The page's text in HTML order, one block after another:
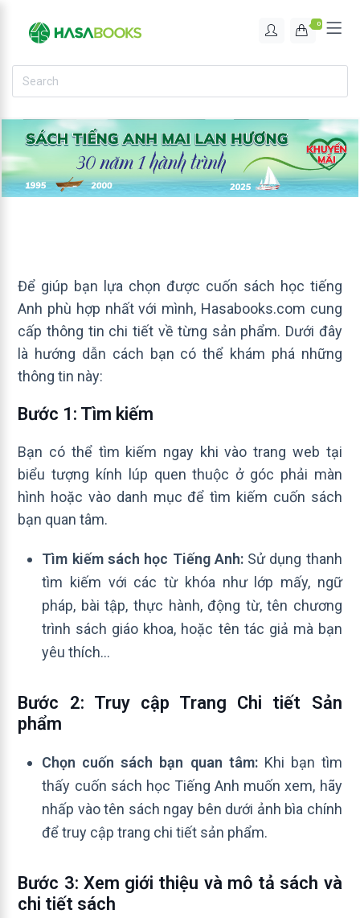
0
Để giúp bạn lựa chọn được cuốn sách học tiếng
Anh phù hợp nhất với mình, Hasabooks.com cung
cấp thông tin chi tiết về từng sản phẩm. Dưới đây
là hướng dẫn cách bạn có thể khám phá những
thông tin này:
Bước 1: Tìm kiếm
Bạn có thể tìm kiếm ngay khi vào trang web tại
biểu tượng kính lúp quen thuộc ở góc phải màn
hình hoặc vào danh mục để tìm kiếm cuốn sách
bạn quan tâm.
Tìm kiếm sách học Tiếng Anh:Sử dụng thanh
tìm kiếm với các từ khóa như lớp mấy, ngữ
pháp, bài tập, thực hành, động từ, tên chương
trình sách giáo khoa, hoặc tên tác giả mà bạn
yêu thích…
Bước 2: Truy cập Trang Chi tiết Sản
phẩm
Chọn cuốn sách bạn quan tâm:Khi bạn tìm
thấy cuốn sách học Tiếng Anh muốn xem, hãy
nhấp vào tên sách ngay bên dưới ảnh bìa chính
để truy cập trang chi tiết sản phẩm.
Bước 3: Xem giới thiệu và mô tả sách và
chi tiết sách